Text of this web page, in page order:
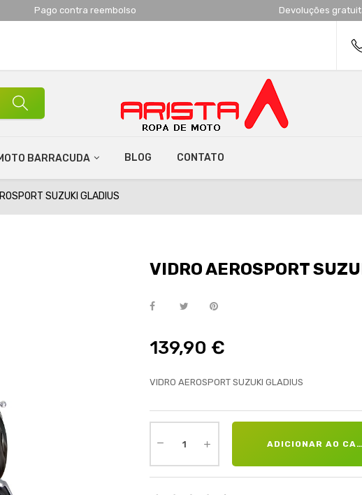
Pago contra reembolso Devoluções
BARRACUDA BLOG CONTATO
SUZUKI GLADIUS
VIDRO AEROSPORT
139,90 €
VIDRO AEROSPORT SUZUKI GLADIUS
ADICIONAR AO